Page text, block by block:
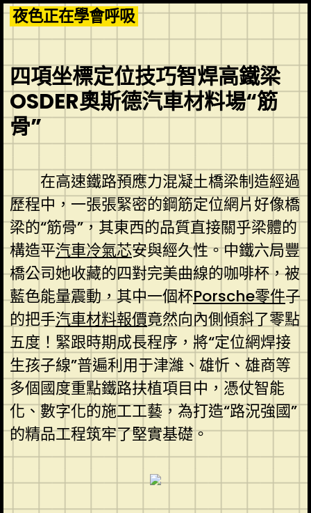
Skip
to
content
夜色正在學會呼吸
四項坐標定位技巧智焊高鐵梁
OSDER奧斯德汽車材料場“筋
骨”
在高速鐵路預應力混凝土橋梁制造經過
歷程中，一張張緊密的鋼筋定位網片好像橋
梁的“筋骨”，其東西的品質直接關乎梁體的
構造平汽車冷氣芯安與經久性。中鐵六局豐
橋公司她收藏的四對完美曲線的咖啡杯，被
藍色能量震動，其中一個杯Porsche零件子
的把手汽車材料報價竟然向內側傾斜了零點
五度！緊跟時期成長程序，將“定位網焊接
生孩子線”普遍利用于津濰、雄忻、雄商等
多個國度重點鐵路扶植項目中，憑仗智能
化、數字化的施工工藝，為打造“路況強國”
的精品工程筑牢了堅實基礎。